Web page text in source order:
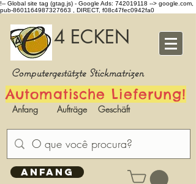
!-- Global site tag (gtag.js) - Google Ads: 742019118 --> google.com,
pub-8601164987327663 , DIRECT, f08c47fec0942fa0
4 ECKEN
Computergestützte Stickmatrizen
Automatische Lieferung!
Anfang Aufträge Geschäft
ANFANG